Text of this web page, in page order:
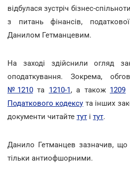
відбулася зустріч бізнес-
з питань фінансів,
Данилом Гетманцевим.
На заході здійснили огляд
оподаткування. Зокрема,
№1210та 1210-1, а також 1209
Податкового кодексу та інших
документи читайте тут і тут.
Данило Гетманцев зазначив, що
тільки антиофшорними.